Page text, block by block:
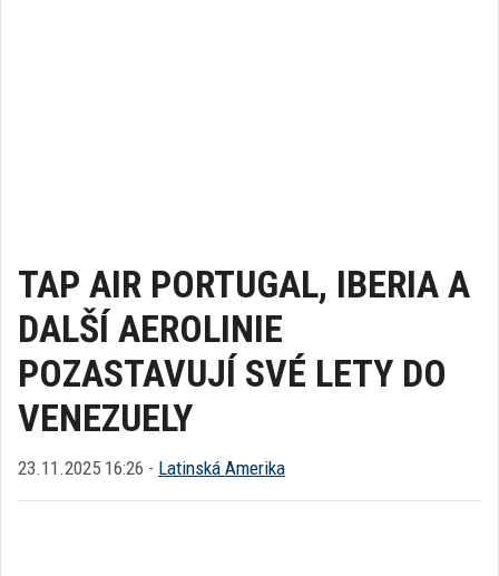
TAP AIR PORTUGAL, IBERIA A
DALŠÍ AEROLINIE
POZASTAVUJÍ SVÉ LETY DO
VENEZUELY
23.11.2025 16:26 - Latinská Amerika